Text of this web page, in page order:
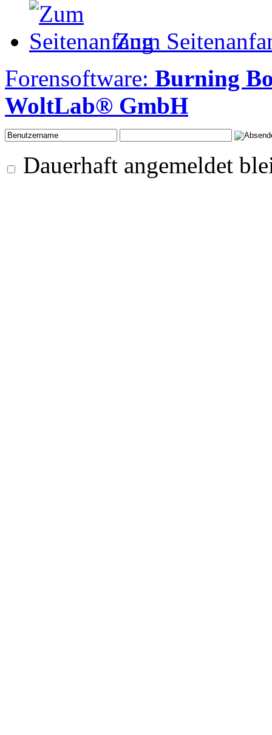
Zum
Forensoftware: Burning
WoltLab® GmbH
Dauerhaft angemeldet